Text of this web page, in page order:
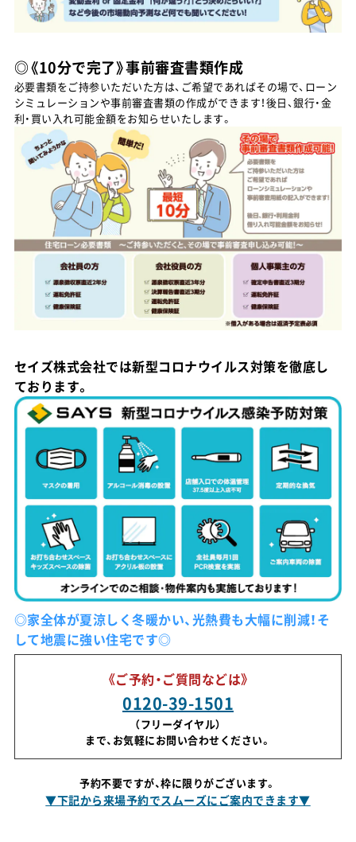
◎《10分で完了》事前審査書類作成
必要書類をご持参いただいた方は、ご希望であればその場で、ローン
シミュレーションや事前審査書類の作成ができます！後日、銀行・金
利・買い入れ可能金額をお知らせいたします。
セイズ株式会社では新型コロナウイルス対策を徹底し
ております。
◎家全体が夏涼しく冬暖かい、光熱費も大幅に削減！そ
して地震に強い住宅です◎
《ご予約・ご質問などは》
0120-39-1501
（フリーダイヤル）
まで、お気軽にお問い合わせください。
予約不要ですが、枠に限りがございます。
▼下記から来場予約でスムーズにご案内できます▼